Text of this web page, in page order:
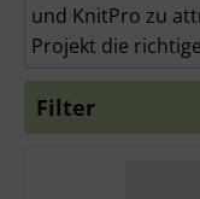
Knüpfpackungen
Ausverkauf
und KnitPro zu
Projekt die
Filter